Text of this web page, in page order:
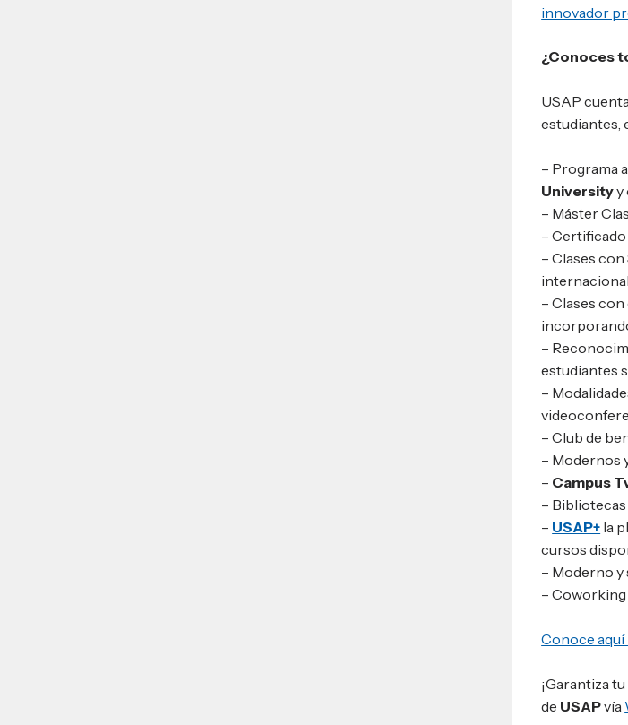
innovador
¿Conoces
USAP
estudiantes,
– Programa
Universityy
– Máster
–
– Clases
– Clases
–
estudiantes
–
– Club de
– Modernos
– Campus
– Bibliotecas
– USAP+ la
cursos
– Moderno y
– Coworking
Conoce aquí
¡Garantiza
de USAPvía